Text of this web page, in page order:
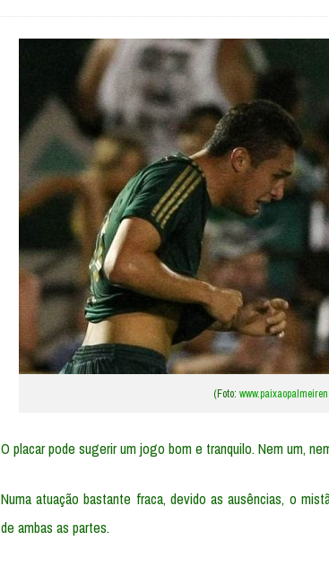
(Foto:
O placar pode sugerir um jogo bom e tranquilo. Nem um,
Numa atuação bastante fraca, devido as ausências, o
de ambas as partes.